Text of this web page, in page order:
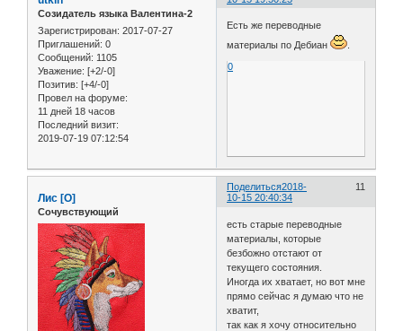
Созидатель языка Валентина-2
Зарегистрирован: 2017-07-27
Приглашений: 0
Сообщений: 1105
Уважение: [+2/-0]
Позитив: [+4/-0]
Провел на форуме:
11 дней 18 часов
Последний визит:
2019-07-19 07:12:54
Есть же переводные
материалы по Дебиан
.
0
Поделиться 11
2018-
10-15 20:40:34
Лис [О]
Сочувствующий
есть старые переводные
материалы, которые
безбожно отстают от
текущего состояния.
Иногда их хватает, но вот мне
прямо сейчас я думаю что не
хватит,
так как я хочу относительно